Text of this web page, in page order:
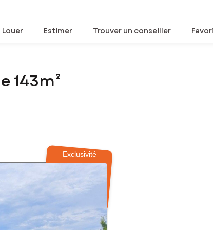
Louer Estimer Trouver un conseiller
143m²
Exclusivité